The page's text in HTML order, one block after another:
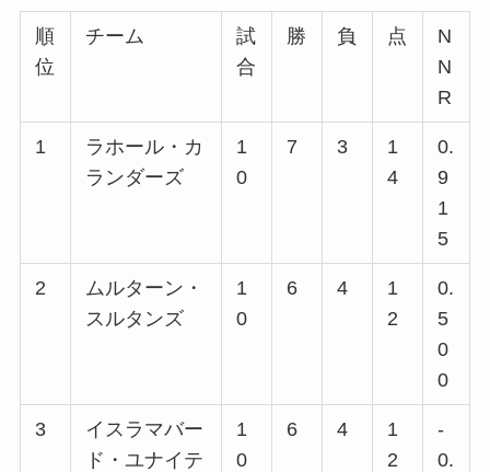
順
位
チーム
試
合
勝 負 点
N
N
R
1
ラホール・カ
ランダーズ
1
0
7 3
1
4
0.
9
1
5
2
ムルターン・
スルタンズ
1
0
6 4
1
2
0.
5
0
0
3
イスラマバー
ド・ユナイテ
1
0
6 4
1
2
-
0.